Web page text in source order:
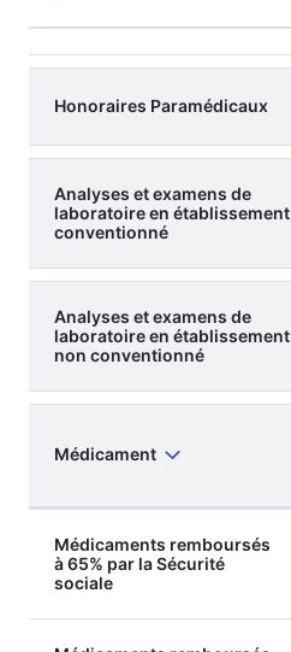
Honoraires Paramédicaux
Analyses et examens de
laboratoire en établissement
conventionné
Analyses et examens de
laboratoire en établissement
non conventionné
Médicament
Médicaments remboursés
à 65% par la Sécurité
sociale